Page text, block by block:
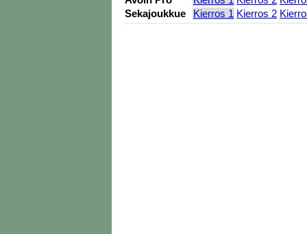
Sekajoukkue
Kierros 1 Kierros 2